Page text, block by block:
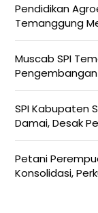
Pendidikan
Temanggung
Muscab SPI
Pengembangan
SPI Kabupaten
Damai, Desak
Petani
Konsolidasi,